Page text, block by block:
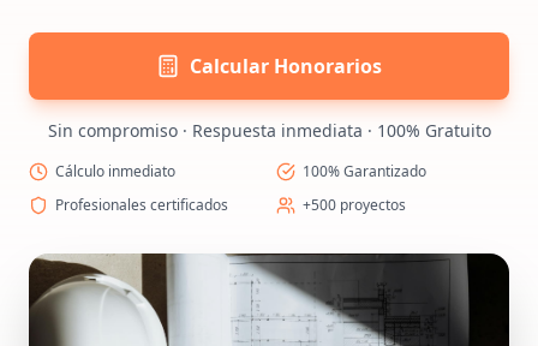
Calcular Honorarios
Sin compromiso · Respuesta inmediata · 100% Gratuito
Cálculo inmediato
100% Garantizado
Profesionales certificados
+500 proyectos